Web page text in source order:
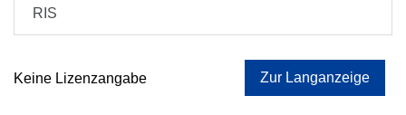
RIS
Keine Lizenzangabe Zur Langanzeige